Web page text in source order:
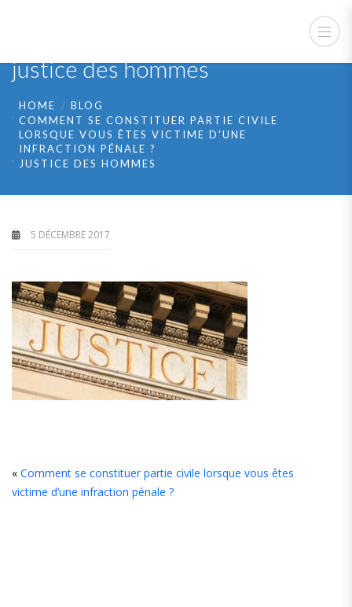
justice des hommes
HOME
BLOG
COMMENT SE CONSTITUER PARTIE CIVILE
LORSQUE VOUS ÊTES VICTIME D'UNE
INFRACTION PÉNALE ?
JUSTICE DES HOMMES
5 DÉCEMBRE 2017
« Comment se constituer partie civile lorsque vous êtes
victime d’une infraction pénale ?